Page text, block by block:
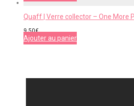
Quaff | Verre collector – One More
9,50€
Ajouter au panier